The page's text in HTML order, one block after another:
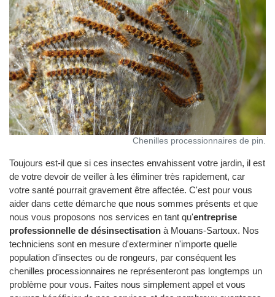
Chenilles processionnaires de pin.
Toujours est-il que si ces insectes envahissent votre jardin, il est
de votre devoir de veiller à les éliminer très rapidement, car
votre santé pourrait gravement être affectée. C'est pour vous
aider dans cette démarche que nous sommes présents et que
nous vous proposons nos services en tant qu'entreprise
professionnelle de désinsectisation à Mouans-Sartoux. Nos
techniciens sont en mesure d'exterminer n'importe quelle
population d'insectes ou de rongeurs, par conséquent les
chenilles processionnaires ne représenteront pas longtemps un
problème pour vous. Faites nous simplement appel et vous